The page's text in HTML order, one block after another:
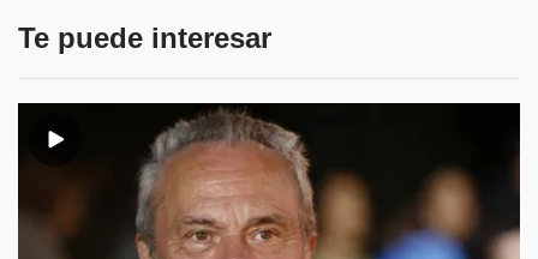
Te puede interesar